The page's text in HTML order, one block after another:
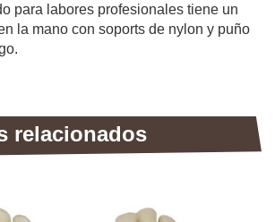
para labores profesionales tiene un
la mano con soports de nylon y puño
relacionados